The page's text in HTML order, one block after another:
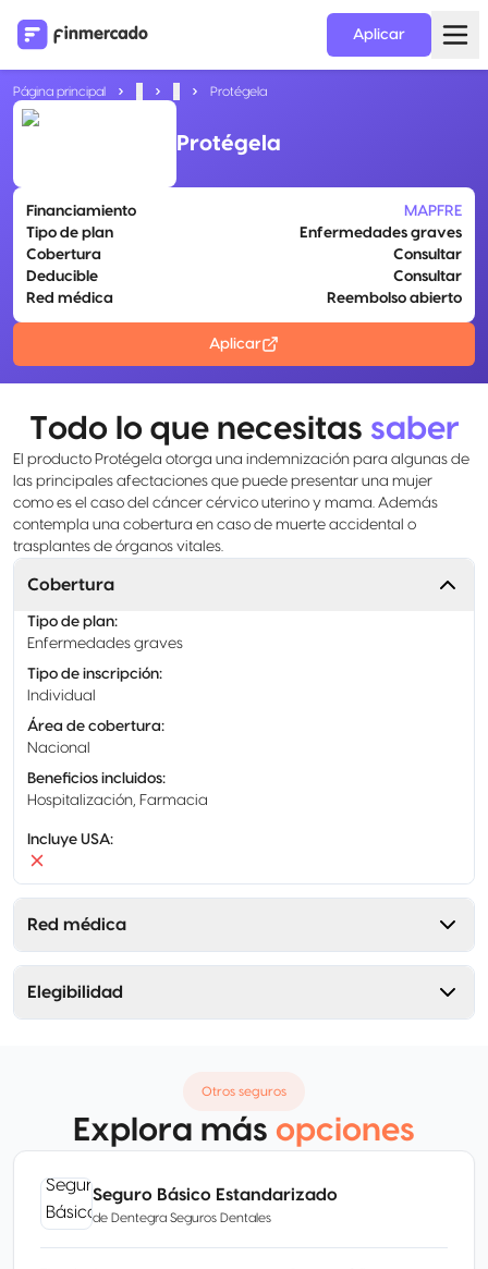
Aplicar
Página principal Protégela
Protégela
Financiamiento
MAPFRE
Tipo de plan
Enfermedades graves
Cobertura
Consultar
Deducible
Consultar
Red médica
Reembolso abierto
Aplicar
Todo lo que necesitas saber
El producto Protégela otorga una indemnización para algunas de
las principales afectaciones que puede presentar una mujer
como es el caso del cáncer cérvico uterino y mama. Además
contempla una cobertura en caso de muerte accidental o
trasplantes de órganos vitales.
Cobertura
Tipo de plan:
Enfermedades graves
Tipo de inscripción:
Individual
Área de cobertura:
Nacional
Beneficios incluidos:
Hospitalización, Farmacia
Incluye USA:
Red médica
Elegibilidad
Otros seguros
Explora más opciones
Seguro Básico Estandarizado
de Dentegra Seguros Dentales